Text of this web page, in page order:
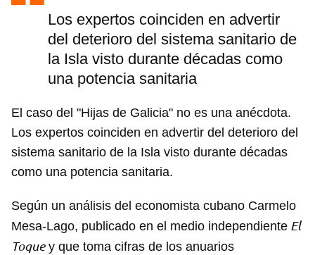
Los expertos coinciden en advertir
del deterioro del sistema sanitario de
la Isla visto durante décadas como
una potencia sanitaria
El caso del "Hijas de Galicia" no es una anécdota.
Los expertos coinciden en advertir del deterioro del
sistema sanitario de la Isla visto durante décadas
como una potencia sanitaria.
Según un análisis del economista cubano Carmelo
Mesa-Lago, publicado en el medio independiente El
Toquey que toma cifras de los anuarios